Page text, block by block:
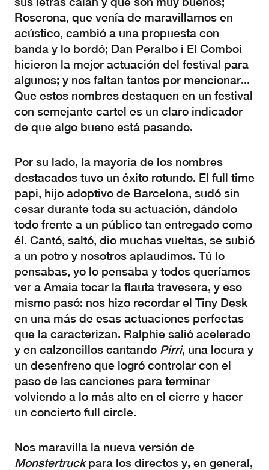
Roserona, que venía de maravillarnos en
acústico, cambió a una propuesta con
banda y lo bordó; Dan Peralbo i El Comboi
hicieron la mejor actuación del festival para
algunos; y nos faltan tantos por mencionar...
Que estos nombres destaquen en un festival
con semejante cartel es un claro indicador
de que algo bueno está pasando.
Por su lado, la mayoría de los nombres
destacados tuvo un éxito rotundo. El full time
papi, hijo adoptivo de Barcelona, sudó sin
cesar durante toda su actuación, dándolo
todo frente a un público tan entregado como
él. Cantó, saltó, dio muchas vueltas, se subió
a un potro y nosotros aplaudimos. Tú lo
pensabas, yo lo pensaba y todos queríamos
ver a Amaia tocar la flauta travesera, y eso
mismo pasó: nos hizo recordar el Tiny Desk
en una más de esas actuaciones perfectas
que la caracterizan. Ralphie salió acelerado
y en calzoncillos cantando Pirri, una locura y
un desenfreno que logró controlar con el
paso de las canciones para terminar
volviendo a lo más alto en el cierre y hacer
un concierto full circle.
Nos maravilla la nueva versión de
Monstertruckpara los directos y, en general,